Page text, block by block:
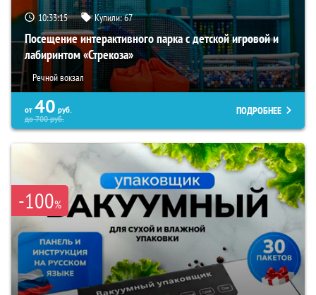
10:33:14 Купили:67
Посещение интерактивного парка с детской игровой и
лабиринтом «Стрекоза»
Речной вокзал
от 40 руб.
до700руб.
ПОДРОБНЕЕ
-100%